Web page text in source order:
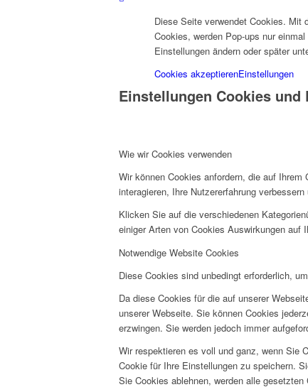
Diese Seite verwendet Cookies. Mit
Cookies, werden Pop-ups nur
Einstellungen ändern oder später
Cookies akzeptierenEinstellungen
Einstellungen Cookies und
Wie wir Cookies verwenden
Wir können Cookies anfordern, die auf
interagieren, Ihre Nutzererfahrung
Klicken Sie auf die verschiedenen
einiger Arten von Cookies Auswirkungen auf
Notwendige Website Cookies
Diese Cookies sind unbedingt erforderlich,
Da diese Cookies für die auf unserer
unserer Webseite. Sie können Cookies
erzwingen. Sie werden jedoch immer
Wir respektieren es voll und ganz, wenn Sie
Cookie für Ihre Einstellungen zu speichern.
Sie Cookies ablehnen, werden alle